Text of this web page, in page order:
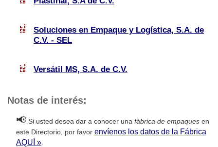
Soluciones en Empaque y Logística, S.A. de
C.V. - SEL
Versátil MS, S.A. de C.V.
Notas de interés:
📢 Si usted desea dar a conocer una fábrica de empaques en
este Directorio, por favor envíenos los datos de la Fábrica
AQUÍ »